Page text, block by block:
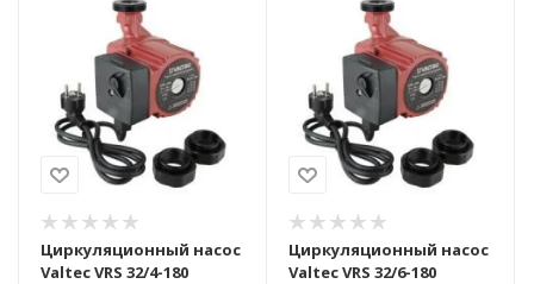
Циркуляционный насос
Valtec VRS 32/4-180
Циркуляционный насос
Valtec VRS 32/6-180